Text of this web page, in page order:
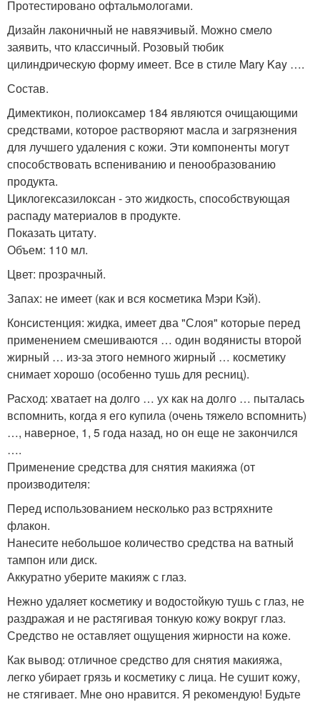
Протестировано офтальмологами.
Дизайн лаконичный не навязчивый. Можно смело
заявить, что классичный. Розовый тюбик
цилиндрическую форму имеет. Все в стиле Mary Kay ….
Состав.
Димектикон, полиоксамер 184 являются очищающими
средствами, которое растворяют масла и загрязнения
для лучшего удаления с кожи. Эти компоненты могут
способствовать вспениванию и пенообразованию
продукта.
Циклогексазилоксан - это жидкость, способствующая
распаду материалов в продукте.
Показать цитату.
Объем: 110 мл.
Цвет: прозрачный.
Запах: не имеет (как и вся косметика Мэри Кэй).
Консистенция: жидка, имеет два "Слоя" которые перед
применением смешиваются … один водянисты второй
жирный … из-за этого немного жирный … косметику
снимает хорошо (особенно тушь для ресниц).
Расход: хватает на долго … ух как на долго … пыталась
вспомнить, когда я его купила (очень тяжело вспомнить)
…, наверное, 1, 5 года назад, но он еще не закончился
….
Применение средства для снятия макияжа (от
производителя:
Перед использованием несколько раз встряхните
флакон.
Нанесите небольшое количество средства на ватный
тампон или диск.
Аккуратно уберите макияж с глаз.
Нежно удаляет косметику и водостойкую тушь с глаз, не
раздражая и не растягивая тонкую кожу вокруг глаз.
Средство не оставляет ощущения жирности на коже.
Как вывод: отличное средство для снятия макияжа,
легко убирает грязь и косметику с лица. Не сушит кожу,
не стягивает. Мне оно нравится. Я рекомендую! Будьте